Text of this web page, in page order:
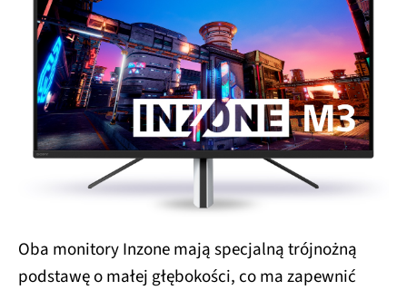
Oba monitory Inzone mają specjalną trójnożną
podstawę o małej głębokości, co ma zapewnić